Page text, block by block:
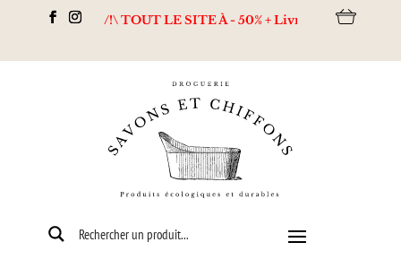
/!\ TOUT LE SITE À - 50% + Livraison offerte dès